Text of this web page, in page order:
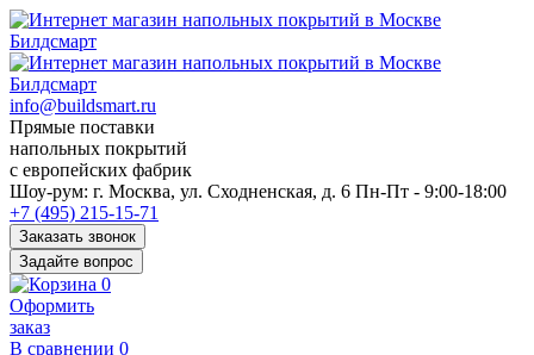
info@buildsmart.ru
Прямые поставки
напольных покрытий
с европейских фабрик
Перед
переходом
к
нужной
информации
многие
пользователи
сохраняют
Шоу-рум: г. Москва, ул. Сходненская, д. 6 Пн-Пт - 9:00-18:00
+7 (495) 215-15-71
Заказать звонок
Задайте вопрос
0
Оформить
заказ
В сравнении 0